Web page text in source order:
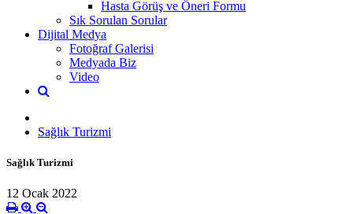
Hasta Görüş ve Öneri Formu
Sık Sorulan Sorular
Dijital Medya
Fotoğraf Galerisi
Medyada Biz
Video
Sağlık Turizmi
Sağlık Turizmi
12 Ocak 2022